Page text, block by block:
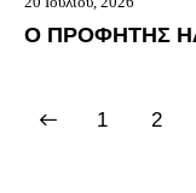
Ο ΠΡΟΦΗΤΗΣ
1 2